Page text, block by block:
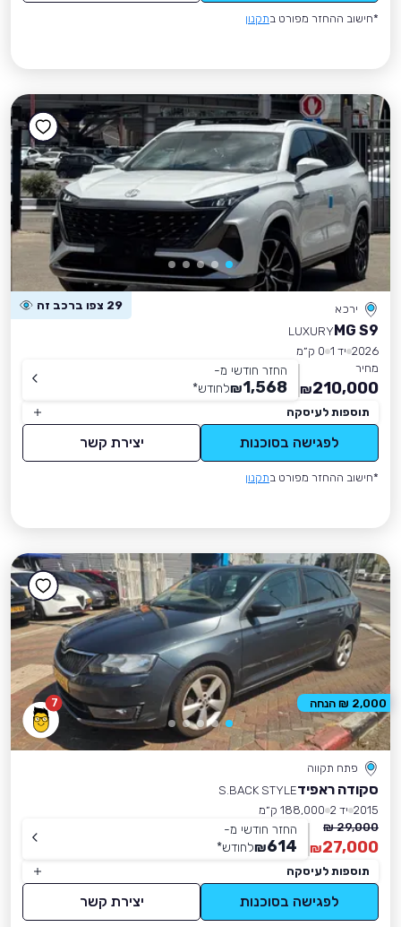
*חישוב ההחזר מפורט בתקנון
ירכא 29 צפו ברכב זה
MG S9
LUXURY
2026 יד 1
0 ק״מ
מחיר
210,000
₪
החזר חודשי מ-
1,568
₪לחודש*
תוספות לעיסקה
לפגישה בסוכנות יצירת קשר
*חישוב ההחזר מפורט בתקנון
7
פתח תקווה
סקודה ראפידS.BACK STYLE
2015 יד 2
188,000 ק״מ
29,000 ₪
27,000
₪
החזר חודשי מ-
614
₪לחודש*
תוספות לעיסקה
לפגישה בסוכנות יצירת קשר
2,000 ₪ הנחה